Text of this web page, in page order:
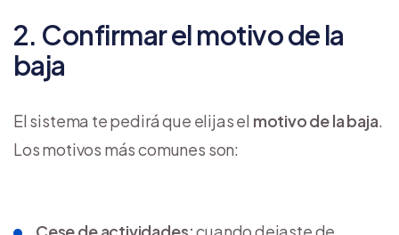
2. Confirmar el motivo de la
baja
El sistema te pedirá que elijas el motivo de la baja.
Los motivos más comunes son: